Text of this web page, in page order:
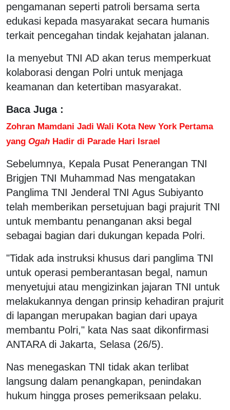
pengamanan seperti patroli bersama serta
edukasi kepada masyarakat secara humanis
terkait pencegahan tindak kejahatan jalanan.
Ia menyebut TNI AD akan terus memperkuat
kolaborasi dengan Polri untuk menjaga
keamanan dan ketertiban masyarakat.
Baca Juga :
Zohran Mamdani Jadi Wali Kota New York Pertama
yang Ogah Hadir di Parade Hari Israel
Sebelumnya, Kepala Pusat Penerangan TNI
Brigjen TNI Muhammad Nas mengatakan
Panglima TNI Jenderal TNI Agus Subiyanto
telah memberikan persetujuan bagi prajurit TNI
untuk membantu penanganan aksi begal
sebagai bagian dari dukungan kepada Polri.
"Tidak ada instruksi khusus dari panglima TNI
untuk operasi pemberantasan begal, namun
menyetujui atau mengizinkan jajaran TNI untuk
melakukannya dengan prinsip kehadiran prajurit
di lapangan merupakan bagian dari upaya
membantu Polri," kata Nas saat dikonfirmasi
ANTARA di Jakarta, Selasa (26/5).
Nas menegaskan TNI tidak akan terlibat
langsung dalam penangkapan, penindakan
hukum hingga proses pemeriksaan pelaku.